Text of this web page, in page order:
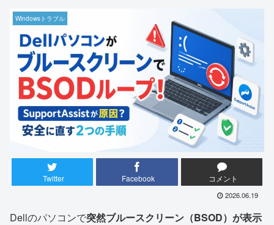
Windowsトラブル
Twitter Facebook コメント
2026.06.19
Dellのパソコンで突然ブルースクリーン（BSOD）が表示